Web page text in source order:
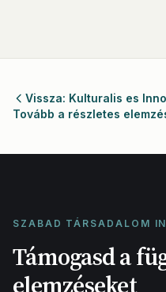
Vissza: Kulturalis es
Tovább a részletes
SZABAD TÁRSADALOM
Támogasd a
elemzéseket